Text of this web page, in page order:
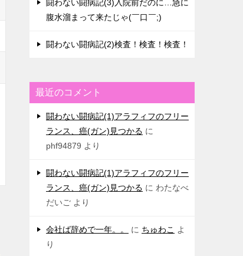
闘わない闘病記(3)入院前だのに…急に
腹水溜まって来たじゃ(￣口￣;)
闘わない闘病記(2)検査！検査！検査！
最近のコメント
闘わない闘病記(1)アラフィフのフリー
ランス、癌(ガン)見つかる に
phf94879 より
闘わない闘病記(1)アラフィフのフリー
ランス、癌(ガン)見つかる に わたなべ
だいご より
会社ば辞めで一年。。 に ちゅわこ
よ
り